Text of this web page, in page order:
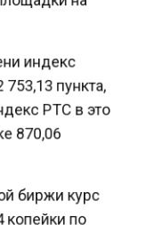
индекс
пункта,
РТС в это
870,06
биржи курс
копейки по